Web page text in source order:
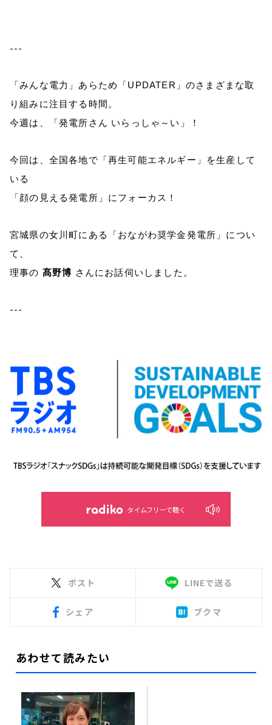
---
「みんな電力」あらため「UPDATER 」のさまざまな取
り組みに注目する時間。
今週は、「発電所さん いらっしゃ～い」！
今回は、全国各地で「再生可能エネルギー」を生産して
いる
「顔の見える発電所」にフォーカス！
宮城県の女川町にある「おながわ奨学金発電所」につい
て、
理事の 髙野博 さんにお話伺いしました。
---
タイムフリーで聴く
ポスト LINEで送る
シェア ブクマ
あわせて読みたい